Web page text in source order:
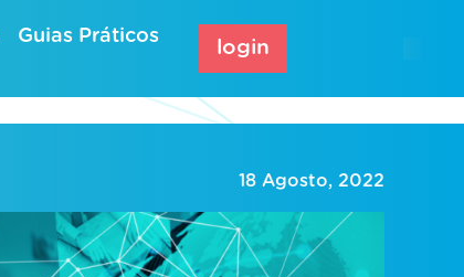
Guias Práticos
login
18 Agosto, 2022